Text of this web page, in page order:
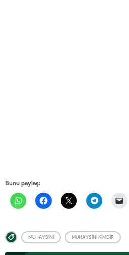
Bunu paylaş:
MUHAYSINI MUHAYSINI KIMDIR